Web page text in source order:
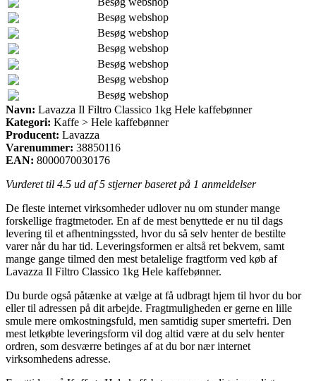
Besøg webshop
Besøg webshop
Besøg webshop
Besøg webshop
Besøg webshop
Besøg webshop
Navn: Lavazza Il Filtro Classico 1kg Hele kaffebønner
Kategori: Kaffe > Hele kaffebønner
Producent: Lavazza
Varenummer: 38850116
EAN: 8000070030176
Vurderet til 4.5 ud af 5 stjerner baseret på 1 anmeldelser
De fleste internet virksomheder udlover nu om stunder mange
forskellige fragtmetoder. En af de mest benyttede er nu til dags
levering til et afhentningssted, hvor du så selv henter de bestilte
varer når du har tid. Leveringsformen er altså ret bekvem, samt
mange gange tilmed den mest betalelige fragtform ved køb af
Lavazza Il Filtro Classico 1kg Hele kaffebønner.
Du burde også påtænke at vælge at få udbragt hjem til hvor du bor
eller til adressen på dit arbejde. Fragtmuligheden er gerne en lille
smule mere omkostningsfuld, men samtidig super smertefri. Den
mest letkøbte leveringsform vil dog altid være at du selv henter
ordren, som desværre betinges af at du bor nær internet
virksomhedens adresse.